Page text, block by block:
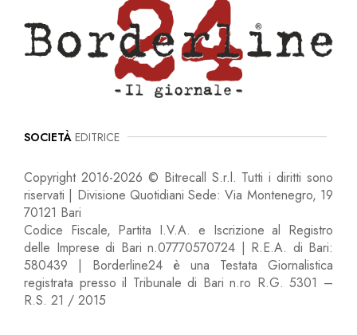
SOCIETÀ EDITRICE
Copyright 2016-2026 © Bitrecall S.r.l. Tutti i diritti sono
riservati | Divisione Quotidiani Sede: Via Montenegro, 19
70121 Bari
Codice Fiscale, Partita I.V.A. e Iscrizione al Registro
delle Imprese di Bari n.07770570724 | R.E.A. di Bari:
580439 | Borderline24 è una Testata Giornalistica
registrata presso il Tribunale di Bari n.ro R.G. 5301 –
R.S. 21 / 2015